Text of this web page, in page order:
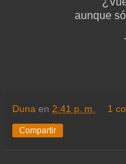
aunque
Duna en 2:41 p. m. 1
Compartir